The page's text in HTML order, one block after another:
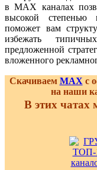
в MAX каналах
высокой степенью
поможет вам
избежать
предложенной
вложенного
Скачиваем MAX с
на наши
В этих чатах